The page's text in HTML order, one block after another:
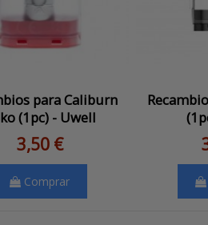
para Caliburn
(1pc) - Uwell
3,50 €
Comprar